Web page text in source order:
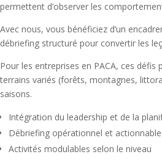
permettent d’observer les
Avec nous, vous bénéficiez d’un
débriefing structuré pour convertir les
Pour les entreprises en PACA, ces défis
terrains variés (forêts, montagnes,
saisons.
Intégration du leadership et de la
Débriefing opérationnel et actionnable
Activités modulables selon le niveau